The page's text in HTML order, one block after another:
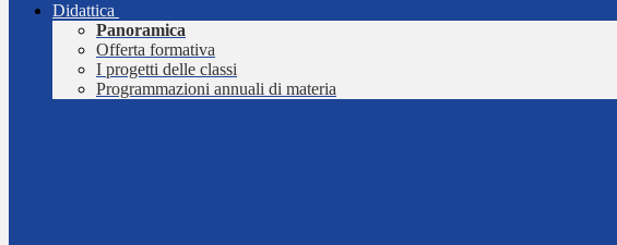
Didattica
Panoramica
Offerta formativa
I progetti delle classi
Programmazioni annuali di materia